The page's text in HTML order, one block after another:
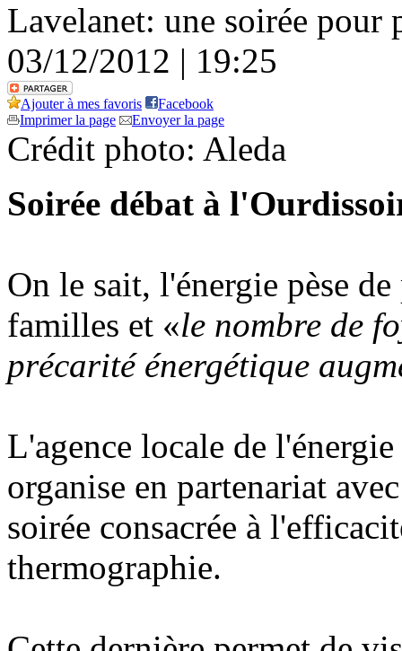
Lavelanet: une soirée pour
03/12/2012 | 19:25
Ajouter à mes favoris
Facebook
Imprimer la page
Envoyer la page
Crédit photo: Aleda
Soirée débat à
On le sait, l'énergie pèse
familles et «le nombre de
précarité énergétique
L'agence locale de
organise en partenariat
soirée consacrée à
thermographie.